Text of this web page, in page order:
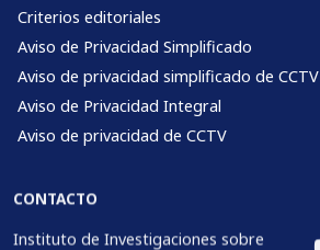
Criterios editoriales
Aviso de Privacidad Simplificado
Aviso de privacidad simplificado de CCTV
Aviso de Privacidad Integral
Aviso de privacidad de CCTV
CONTACTO
Instituto de Investigaciones sobre